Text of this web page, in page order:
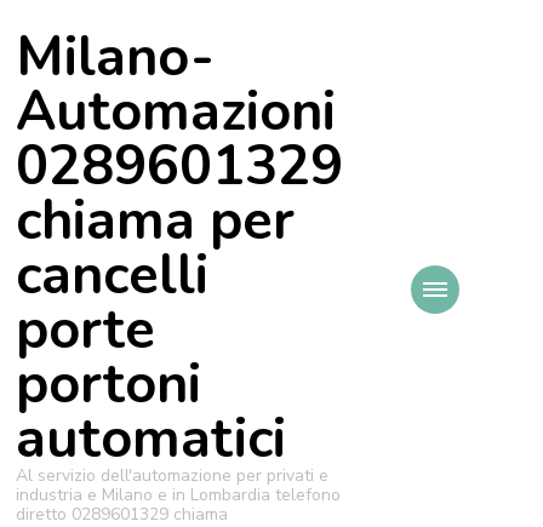
Milano-
Automazioni
0289601329
chiama per
cancelli
porte
portoni
automatici
Al servizio dell'automazione per privati e
industria e Milano e in Lombardia telefono
diretto 0289601329 chiama